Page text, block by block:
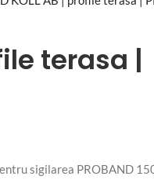
terasa |
sigilarea PROBAND